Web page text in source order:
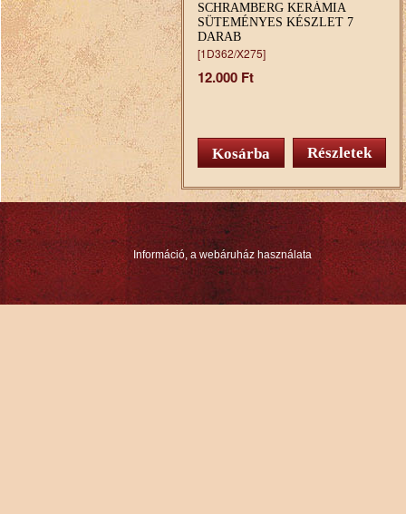
SCHRAMBERG KERÁMIA
SÜTEMÉNYES KÉSZLET 7
DARAB
[1D362/X275]
12.000 Ft
Részletek
Információ, a webáruház használata